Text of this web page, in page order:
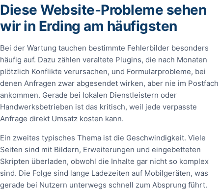
Diese Website-Probleme sehen
wir in Erding am häufigsten
Bei der Wartung tauchen bestimmte Fehlerbilder besonders
häufig auf. Dazu zählen veraltete Plugins, die nach Monaten
plötzlich Konflikte verursachen, und Formularprobleme, bei
denen Anfragen zwar abgesendet wirken, aber nie im Postfach
ankommen. Gerade bei lokalen Dienstleistern oder
Handwerksbetrieben ist das kritisch, weil jede verpasste
Anfrage direkt Umsatz kosten kann.
Ein zweites typisches Thema ist die Geschwindigkeit. Viele
Seiten sind mit Bildern, Erweiterungen und eingebetteten
Skripten überladen, obwohl die Inhalte gar nicht so komplex
sind. Die Folge sind lange Ladezeiten auf Mobilgeräten, was
gerade bei Nutzern unterwegs schnell zum Absprung führt.